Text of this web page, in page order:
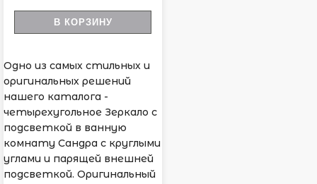
В КОРЗИНУ
Одно из самых стильных и
оригинальных решений
нашего каталога -
четырехугольное Зеркало с
подсветкой в ванную
комнату Сандра с круглыми
углами и парящей внешней
подсветкой. Оригинальный